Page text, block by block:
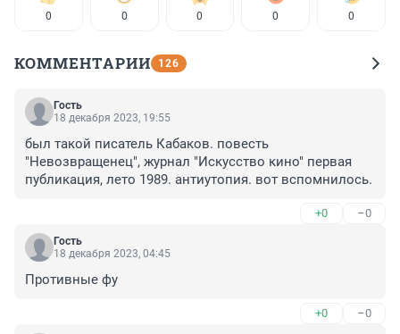
0 0 0 0 0
КОММЕНТАРИИ 126
Гость
18 декабря 2023, 19:55
был такой писатель Кабаков. повесть
"Невозвращенец", журнал "Искусство кино" первая
публикация, лето 1989. антиутопия. вот вспомнилось.
+0 –0
Гость
18 декабря 2023, 04:45
Противные фу
+0 –0